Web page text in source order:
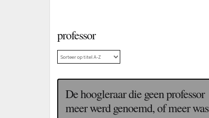
professor
De hoogleraar die geen professor
meer werd genoemd, of meer was